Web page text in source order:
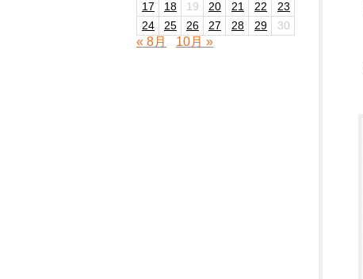
17
18 19 20 21 22
23
24
25 26 27 28 29 30
« 8月 10月 »